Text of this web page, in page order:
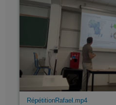
RépétitionRafael.mp4